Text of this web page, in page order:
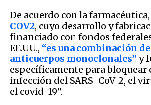
De acuerdo con la
COV2, cuyo desarrollo y
financiado con fondos
EE.UU., “es una combinación
anticuerpos monoclonales” y
específicamente para bloquear
infección del SARS-CoV-2, el
el covid-19”.